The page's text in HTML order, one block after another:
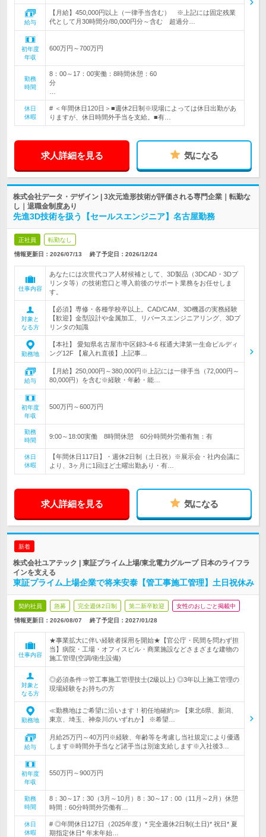
給与
【月給】450,000円以上（一律手当含む） ※上記には固定残業
代として月30時間分/80,000円分～含む 超過分…
初年度
年収
600万円～700万円
勤務
時間
8：00～17：00実働：8時間休憩：60
分
休日
休暇
# ＜年間休日120日＞■週休2日制※現場によっては休日出勤があ
りますが、休日時間外手当を支給。■有…
求人詳細を見る 気になる
株式会社データ・デザイン | 3次元造形技術が評価される専門企業｜転勤な
し｜退職金制度あり
先進3D技術を扱う【セールスエンジニア】名古屋勤務
正社員 転勤なし
情報更新日：2026/07/13 終了予定日： 2026/12/24
仕事内容
あなたには次世代コア人材候補として、3D製品（3DCAD・3Dプ
リンタ等）の技術窓口と導入前後のサポート業務をお任せしま
す。
対象と
なる方
【必須】専修・各種学校卒以上。CAD/CAM、3D機器の実務経験
【歓迎】金型設計や金属加工、リバースエンジニアリング、3Dプ
リンタの知識
勤務地
【本社】 愛知県名古屋市中区錦3-4-6 桜通大津第一生命ビルディ
ング12F 【雇入れ直後】上記事…
給与
【月給】250,000円～380,000円※上記には一律手当（72,000円～
80,000円）を含む※経験・年齢・能…
初年度
年収
500万円～600万円
勤務
時間
9:00～18:00実働 8時間休憩 60分時間外労働有無：有
休日
休暇
【年間休日117日】・週休2日制（土日祝）※展示会・社内会議に
より、3ヶ月に1回ほど土曜出勤あり・有…
求人詳細を見る 気になる
新着
株式会社ユアテック | 東証プライム上場/東北電力グループ 日本のライフラ
インを支える
東証プライム上場企業で将来安泰【管工事施工管理】土日祝休み
契約社員 急募 完全週休2日制 第二新卒歓迎 女性のおしごと掲載中
情報更新日：2026/08/07 終了予定日： 2027/01/28
仕事内容
★事業拡大に伴い経験者採用を開始★【官公庁・民間を問わず担
当】病院・工場・オフィスビル・商業施設などさまざまな建物の
施工管理(空調/衛生設備)
対象と
なる方
◎必須条件⇒管工事施工管理技士(2級以上) ◎3年以上施工管理の
現場経験をお持ちの方
勤務地
≪勤務地はご希望に沿います！初任地確約≫ 【東北6県、新潟、
東京、埼玉、神奈川のいずれか】 ※希望…
給与
月給25万円～40万円※経験、年齢等を考慮し当社規定により優遇
します※時間外手当など諸手当は別途支給します※入社後3…
初年度
年収
550万円～900万円
勤務
時間
8：30～17：30（3月～10月）8：30～17：00（11月～2月）休憩
時間：60分時間外労働有…
休日
休暇
# ◎年間休日127日（2025年度）* 完全週休2日制(土日)* 祝日* 夏
期指定休日* 年末年始…